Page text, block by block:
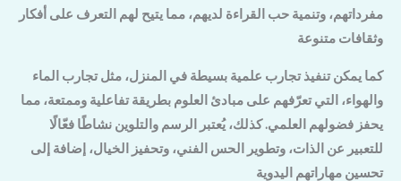
مفرداتهم، وتنمية حب القراءة لديهم، مما يتيح لهم التعرف على أفكار
وثقافات متنوعة
كما يمكن تنفيذ تجارب علمية بسيطة في المنزل، مثل تجارب الماء
والهواء، التي تعرّفهم على مبادئ العلوم بطريقة تفاعلية وممتعة، مما
يحفز فضولهم العلمي. كذلك، يُعتبر الرسم والتلوين نشاطًا فعّالًا
للتعبير عن الذات، وتطوير الحس الفني، وتحفيز الخيال، إضافة إلى
تحسين مهاراتهم اليدوية